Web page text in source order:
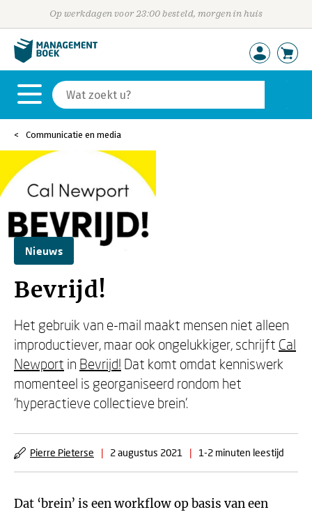
Op werkdagen voor 23:00 besteld, morgen in huis
Communicatie en media
Nieuws
Bevrijd!
Het gebruik van e-mail maakt mensen niet alleen
improductiever, maar ook ongelukkiger, schrijft Cal
Newport in Bevrijd! Dat komt omdat kenniswerk
momenteel is georganiseerd rondom het
‘hyperactieve collectieve brein’.
Pierre Pieterse | 2 augustus 2021 | 1-2 minuten leestijd
Dat ‘brein’ is een workflow op basis van een